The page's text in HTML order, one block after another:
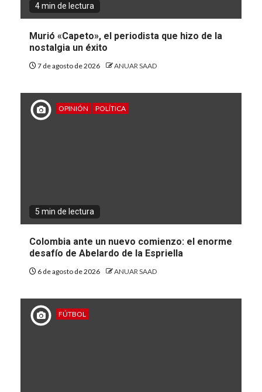
4 min de lectura
Murió «Capeto», el periodista que hizo de la
nostalgia un éxito
7 de agosto de 2026 ANUAR SAAD
OPINIÓN POLÍTICA
5 min de lectura
Colombia ante un nuevo comienzo: el enorme
desafío de Abelardo de la Espriella
6 de agosto de 2026 ANUAR SAAD
FÚTBOL